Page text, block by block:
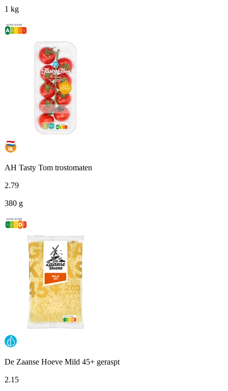
1 kg
AH Tasty Tom trostomaten
2.79
380 g
De Zaanse Hoeve Mild 45+ geraspt
2.15